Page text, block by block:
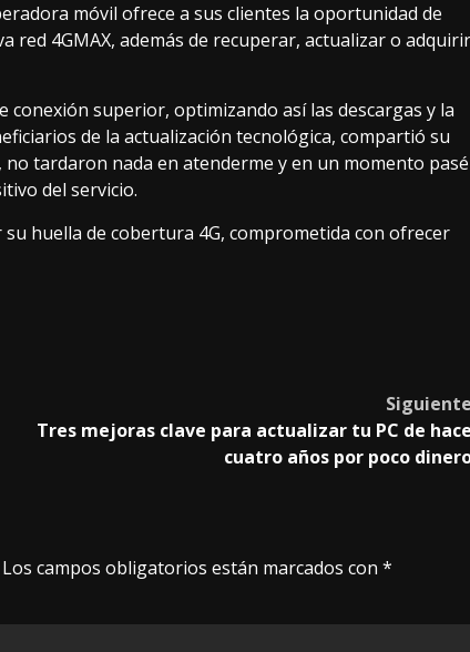
móvil ofrece a sus clientes la oportunidad de
red 4GMAX, además de recuperar, actualizar o adquirir
conexión superior, optimizando así las descargas y la
de la actualización tecnológica, compartió su
tardaron nada en atenderme y en un momento pasé
del servicio.
huella de cobertura 4G, comprometida con ofrecer
Tres mejoras clave para actualizar tu PC de
cuatro años por poco
Los campos obligatorios están marcados con *